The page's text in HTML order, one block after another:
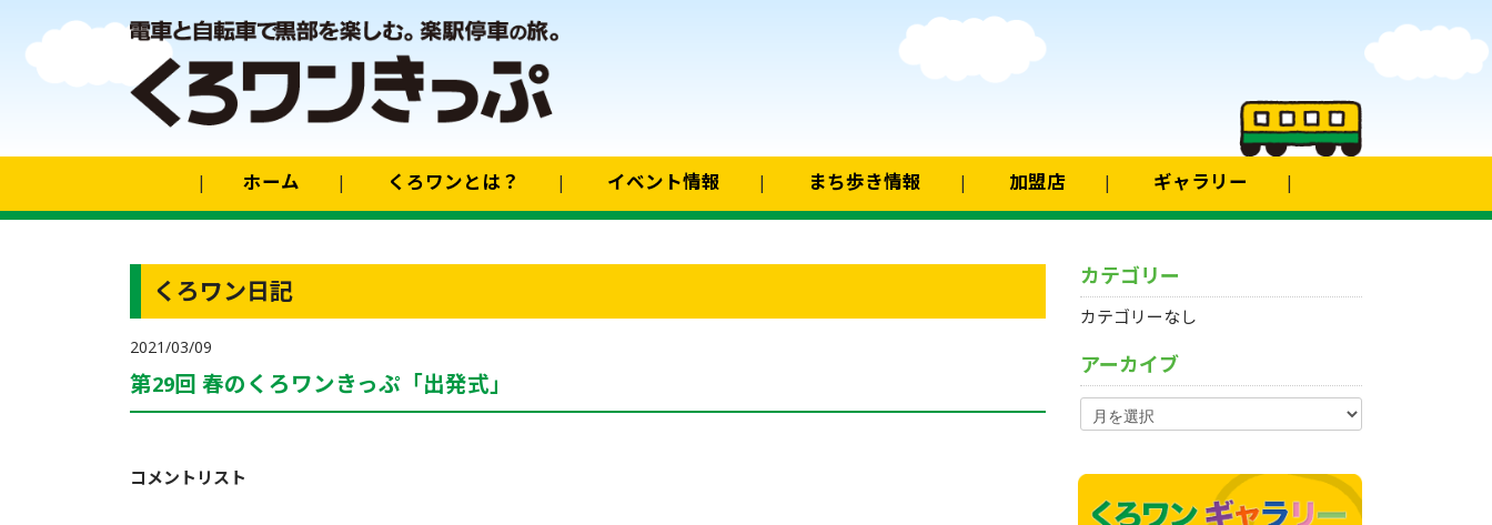
ホーム くろワンとは？ イベント情報 まち歩き情報 加盟店 ギャラリー
くろワン日記
2021/03/09
第29回 春のくろワンきっぷ「出発式」
コメントリスト
カテゴリー
カテゴリーなし
アーカイブ
ア
ー
イ